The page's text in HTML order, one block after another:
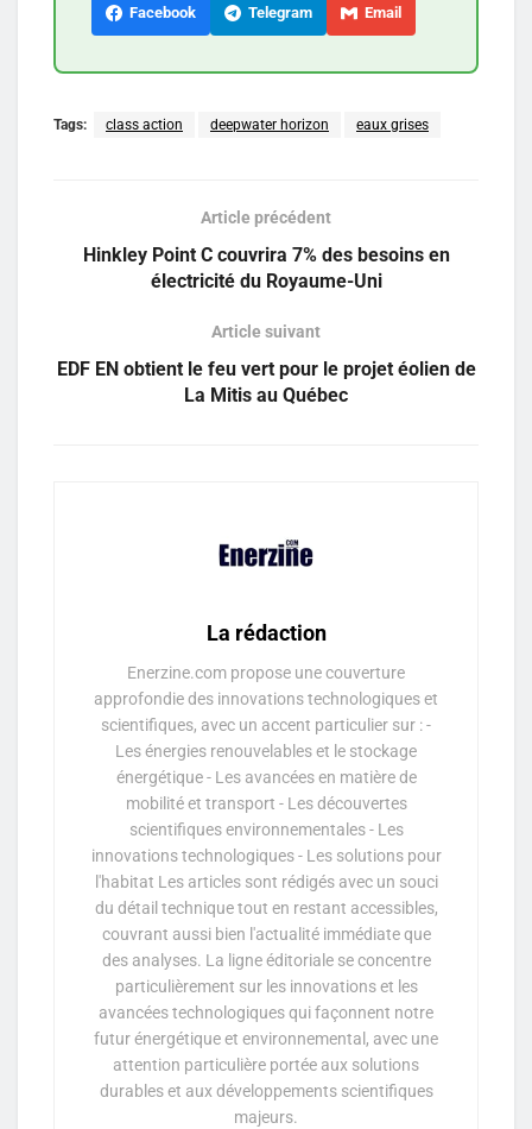
Facebook Telegram Email
Tags: class action deepwater horizon eaux grises
Article précédent
Hinkley Point C couvrira 7% des besoins en
électricité du Royaume-Uni
Article suivant
EDF EN obtient le feu vert pour le projet éolien de
La Mitis au Québec
La rédaction
Enerzine.com propose une couverture
approfondie des innovations technologiques et
scientifiques, avec un accent particulier sur : -
Les énergies renouvelables et le stockage
énergétique - Les avancées en matière de
mobilité et transport - Les découvertes
scientifiques environnementales - Les
innovations technologiques - Les solutions pour
l'habitat Les articles sont rédigés avec un souci
du détail technique tout en restant accessibles,
couvrant aussi bien l'actualité immédiate que
des analyses. La ligne éditoriale se concentre
particulièrement sur les innovations et les
avancées technologiques qui façonnent notre
futur énergétique et environnemental, avec une
attention particulière portée aux solutions
durables et aux développements scientifiques
majeurs.